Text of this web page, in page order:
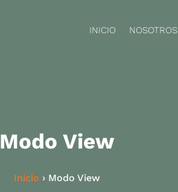
INICIO NOSOTROS
Modo View
Inicio › Modo View